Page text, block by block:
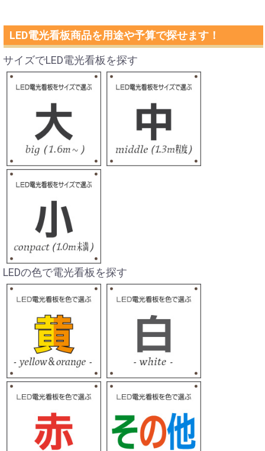
LED電光看板商品を用途や予算で探せます！
サイズでLED電光看板を探す
LEDの色で電光看板を探す